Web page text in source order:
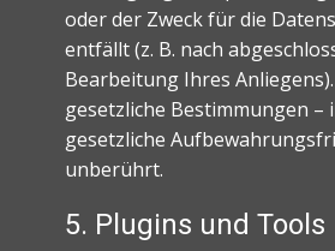
oder der Zweck für die
entfällt (z. B. nach
Bearbeitung Ihres
gesetzliche Bestimmungen –
gesetzliche
unberührt.
5. Plugins und Tools